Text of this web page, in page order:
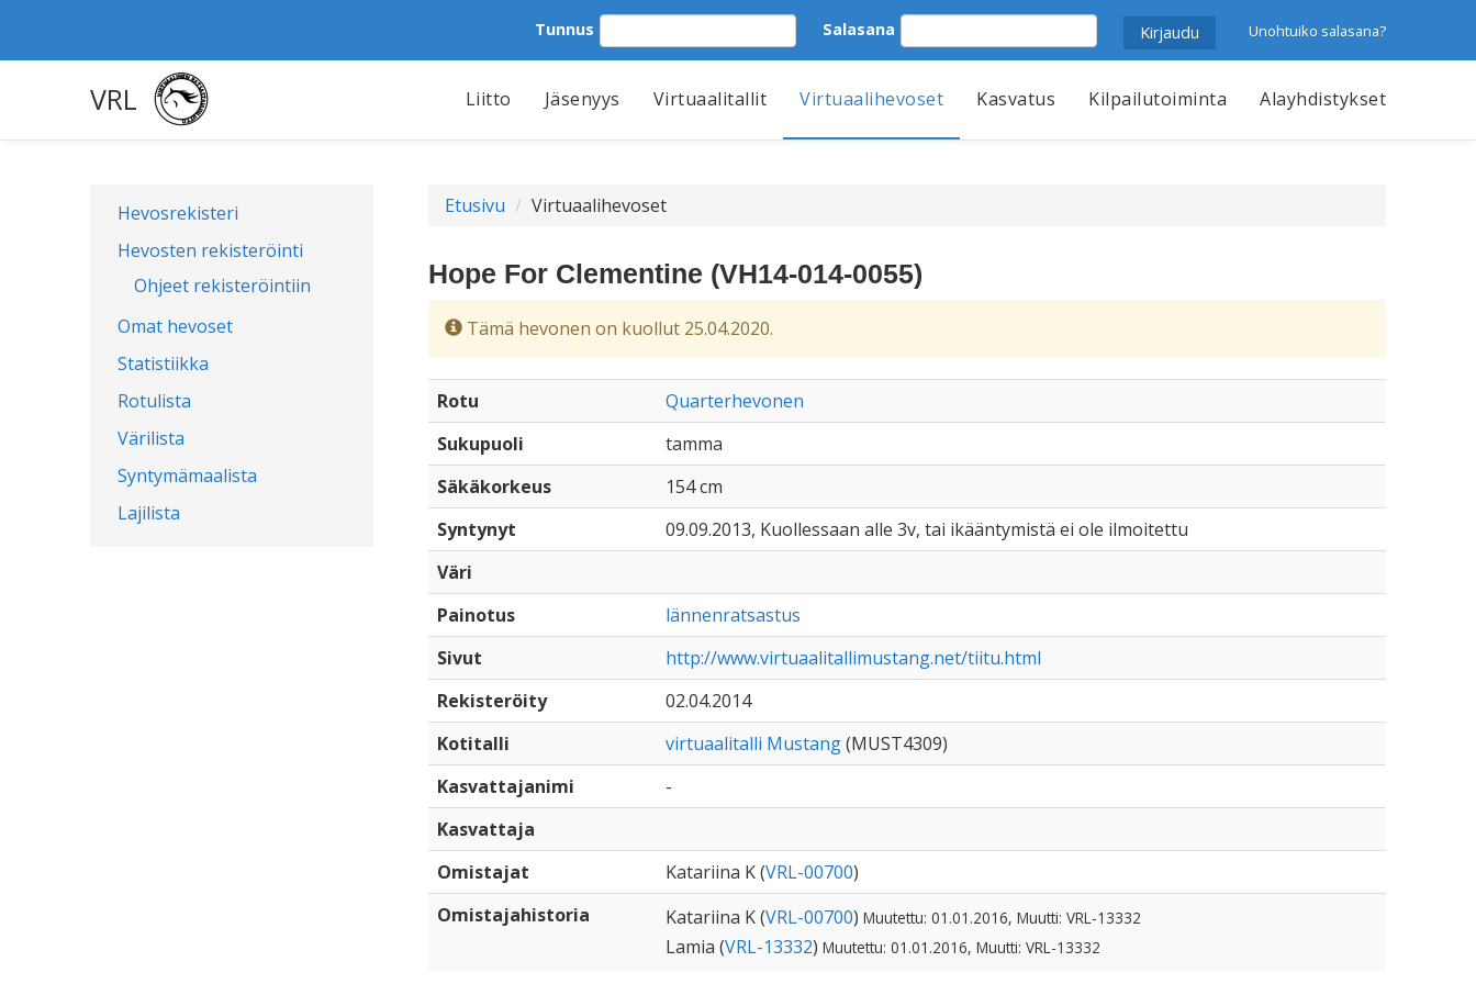
Tunnus Salasana Unohtuiko salasana?
VRL Liitto Jäsenyys Virtuaalitallit Virtuaalihevoset Kasvatus Kilpailutoiminta Alayhdistykset
Hevosrekisteri
Hevosten rekisteröinti
Ohjeet rekisteröintiin
Omat hevoset
Statistiikka
Rotulista
Värilista
Syntymämaalista
Lajilista
Etusivu Virtuaalihevoset
Hope For Clementine (VH14-014-0055)
Tämä hevonen on kuollut 25.04.2020.
Rotu
Quarterhevonen
Sukupuoli
tamma
Säkäkorkeus
154 cm
Syntynyt
09.09.2013, Kuollessaan alle 3v, tai ikääntymistä ei ole ilmoitettu
Väri
Painotus
lännenratsastus
Sivut
http://www.virtuaalitallimustang.net/tiitu.html
Rekisteröity
02.04.2014
Kotitalli
virtuaalitalli Mustang(MUST4309)
Kasvattajanimi
-
Kasvattaja
Omistajat
Katariina K (VRL-00700)
Omistajahistoria
Katariina K (VRL-00700) Muutettu: 01.01.2016, Muutti: VRL-13332
Lamia (VRL-13332) Muutettu: 01.01.2016, Muutti: VRL-13332